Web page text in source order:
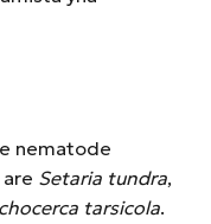
nematode
Setaria tundra,
tarsicola.